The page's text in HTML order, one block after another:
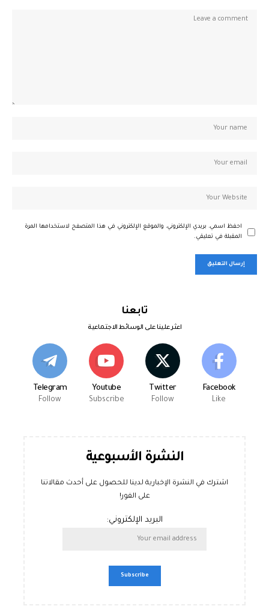
احفظ اسمي، بريدي الإلكتروني، والموقع الإلكتروني في هذا المتصفح لاستخدامها المرة
المقبلة في تعليقي.
تابعنا
اعثر علينا على الوسائط الاجتماعية
Facebook
Like
Twitter
Follow
Youtube
Subscribe
Telegram
Follow
النشرة الأسبوعية
اشترك في النشرة الإخبارية لدينا للحصول على أحدث مقالاتنا
على الفور!
البريد الإلكتروني: